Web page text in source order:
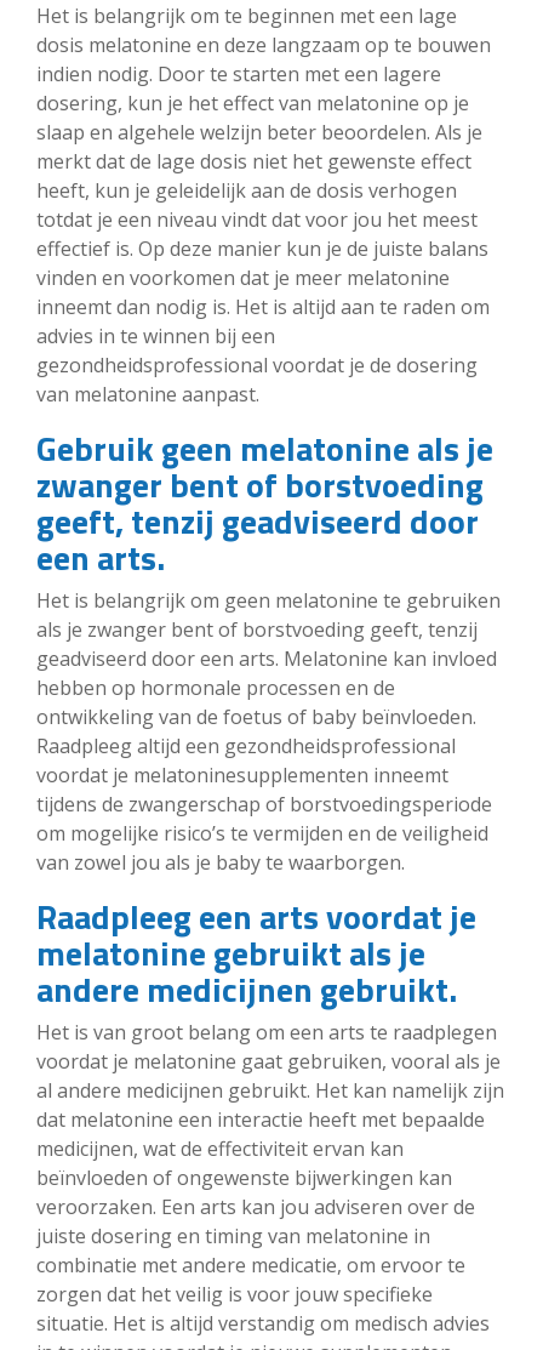
Het is belangrijk om te beginnen met een lage
dosis melatonine en deze langzaam op te bouwen
indien nodig. Door te starten met een lagere
dosering, kun je het effect van melatonine op je
slaap en algehele welzijn beter beoordelen. Als je
merkt dat de lage dosis niet het gewenste effect
heeft, kun je geleidelijk aan de dosis verhogen
totdat je een niveau vindt dat voor jou het meest
effectief is. Op deze manier kun je de juiste balans
vinden en voorkomen dat je meer melatonine
inneemt dan nodig is. Het is altijd aan te raden om
advies in te winnen bij een
gezondheidsprofessional voordat je de dosering
van melatonine aanpast.
Gebruik geen melatonine als je
zwanger bent of borstvoeding
geeft, tenzij geadviseerd door
een arts.
Het is belangrijk om geen melatonine te gebruiken
als je zwanger bent of borstvoeding geeft, tenzij
geadviseerd door een arts. Melatonine kan invloed
hebben op hormonale processen en de
ontwikkeling van de foetus of baby beïnvloeden.
Raadpleeg altijd een gezondheidsprofessional
voordat je melatoninesupplementen inneemt
tijdens de zwangerschap of borstvoedingsperiode
om mogelijke risico’s te vermijden en de veiligheid
van zowel jou als je baby te waarborgen.
Raadpleeg een arts voordat je
melatonine gebruikt als je
andere medicijnen gebruikt.
Het is van groot belang om een arts te raadplegen
voordat je melatonine gaat gebruiken, vooral als je
al andere medicijnen gebruikt. Het kan namelijk zijn
dat melatonine een interactie heeft met bepaalde
medicijnen, wat de effectiviteit ervan kan
beïnvloeden of ongewenste bijwerkingen kan
veroorzaken. Een arts kan jou adviseren over de
juiste dosering en timing van melatonine in
combinatie met andere medicatie, om ervoor te
zorgen dat het veilig is voor jouw specifieke
situatie. Het is altijd verstandig om medisch advies